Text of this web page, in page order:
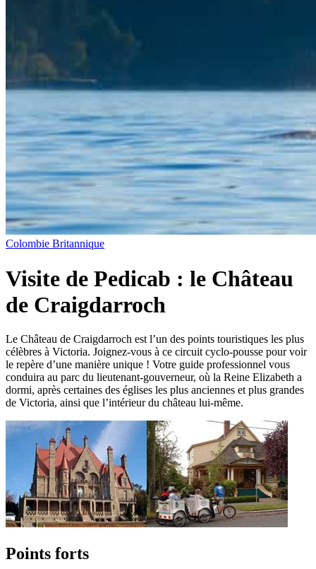
Colombie Britannique
Visite de Pedicab : le Château
de Craigdarroch
Le Château de Craigdarroch est l’un des points touristiques les plus
célèbres à Victoria. Joignez-vous à ce circuit cyclo-pousse pour voir
le repère d’une manière unique ! Votre guide professionnel vous
conduira au parc du lieutenant-gouverneur, où la Reine Elizabeth a
dormi, après certaines des églises les plus anciennes et plus grandes
de Victoria, ainsi que l’intérieur du château lui-même.
Points forts